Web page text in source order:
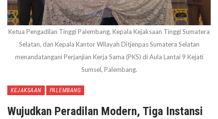
Ketua Pengadilan Tinggi Palembang, Kepala Kejaksaan Tinggi Sumatera
Selatan, dan Kepala Kantor Wilayah Ditjenpas Sumatera Selatan
menandatangani Perjanjian Kerja Sama (PKS) di Aula Lantai 9 Kejati
Sumsel, Palembang.
KEJAKSAAN PALEMBANG
Wujudkan Peradilan Modern, Tiga Instansi